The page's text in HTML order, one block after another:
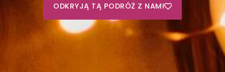
ODKRYJĄ TĄ PODRÓŻ Z NAMI